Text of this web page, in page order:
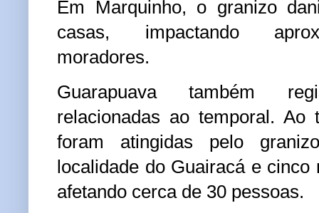
Em Marquinho, o granizo
casas, impactando
moradores.
Guarapuava também
relacionadas ao temporal. Ao
foram atingidas pelo
localidade do Guairacá e
afetando cerca de 30 pessoas.